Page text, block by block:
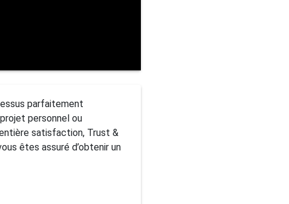
parfaitement
personnel ou
satisfaction, Trust &
êtes assuré d’obtenir un